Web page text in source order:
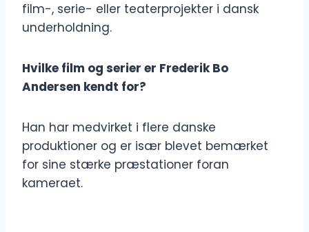
film-, serie- eller teaterprojekter i dansk
underholdning.
Hvilke film og serier er Frederik Bo
Andersen kendt for?
Han har medvirket i flere danske
produktioner og er især blevet bemærket
for sine stærke præstationer foran
kameraet.